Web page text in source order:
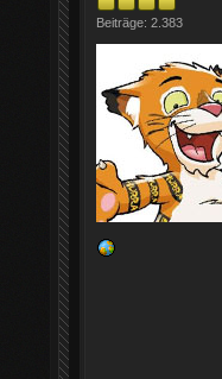
Beiträge: 2.383